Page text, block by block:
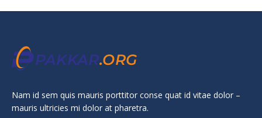
Nam id sem quis mauris porttitor conse quat id vitae dolor –
mauris ultricies mi dolor at pharetra.